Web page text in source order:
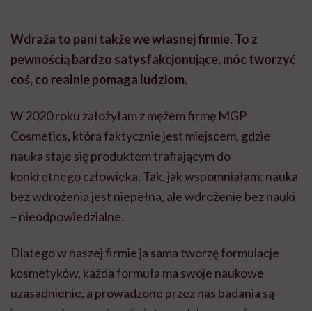
Wdraża to pani także we własnej firmie. To z
pewnością bardzo satysfakcjonujące, móc tworzyć
coś, co realnie pomaga ludziom.
W 2020 roku założyłam z mężem firmę MGP
Cosmetics, która faktycznie jest miejscem, gdzie
nauka staje się produktem trafiającym do
konkretnego człowieka. Tak, jak wspomniałam: nauka
bez wdrożenia jest niepełna, ale wdrożenie bez nauki
– nieodpowiedzialne.
Dlatego w naszej firmie ja sama tworzę formulacje
kosmetyków, każda formuła ma swoje naukowe
uzasadnienie, a prowadzone przez nas badania są